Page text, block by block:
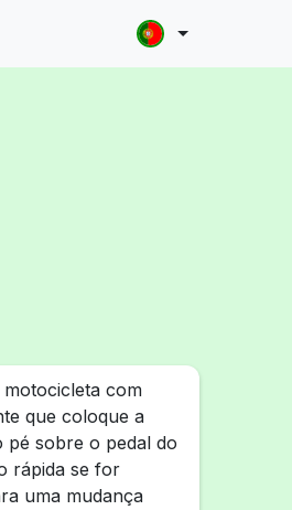
com
que coloque a
pé sobre o pedal do
rápida se for
uma mudança